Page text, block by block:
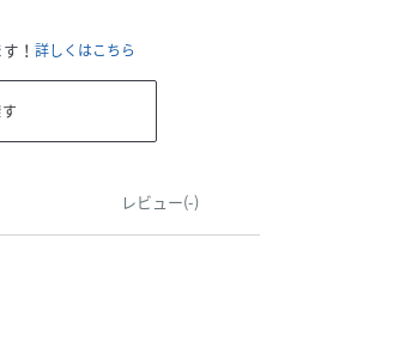
！ 詳しくはこちら
レビュー(-)